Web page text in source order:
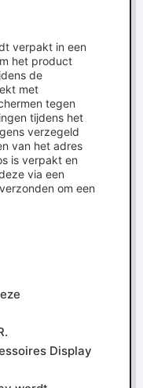
verpakt in een
het product
de
met
tegen
tijdens het
verzegeld
van het adres
is verpakt en
via een
om een
Display